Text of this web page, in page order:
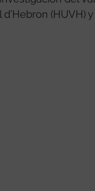
d'Hebron (HUVH)